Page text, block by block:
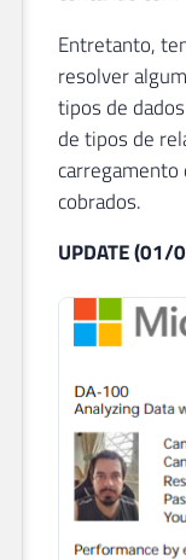
Entretanto,
resolver
tipos de
de tipos de
cobrados.
UPDATE (01/